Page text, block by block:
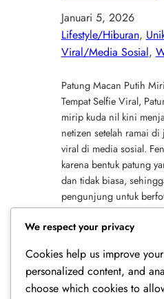
Januari 5, 2026
Lifestyle/Hiburan,
Viral/Media Sosial,
Patung Macan Putih
Tempat Selfie Viral,
mirip kuda nil kini
netizen setelah ramai di
viral di media sosial.
karena bentuk patung
dan tidak biasa,
pengunjung untuk
viralnya patung ini…
12
We respect your privacy
Cookies help us improve
personalized content, and
choose which cookies to